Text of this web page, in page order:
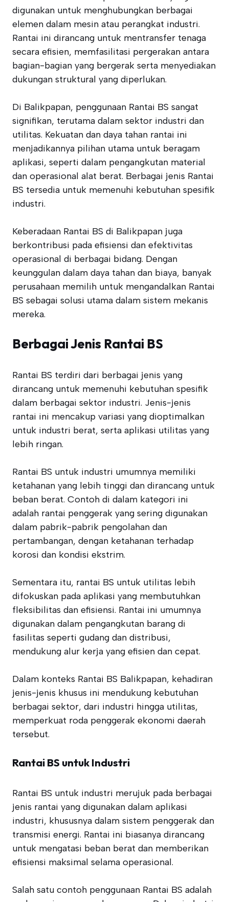
digunakan untuk menghubungkan berbagai
elemen dalam mesin atau perangkat industri.
Rantai ini dirancang untuk mentransfer tenaga
secara efisien, memfasilitasi pergerakan antara
bagian-bagian yang bergerak serta menyediakan
dukungan struktural yang diperlukan.
Di Balikpapan, penggunaan Rantai BS sangat
signifikan, terutama dalam sektor industri dan
utilitas. Kekuatan dan daya tahan rantai ini
menjadikannya pilihan utama untuk beragam
aplikasi, seperti dalam pengangkutan material
dan operasional alat berat. Berbagai jenis Rantai
BS tersedia untuk memenuhi kebutuhan spesifik
industri.
Keberadaan Rantai BS di Balikpapan juga
berkontribusi pada efisiensi dan efektivitas
operasional di berbagai bidang. Dengan
keunggulan dalam daya tahan dan biaya, banyak
perusahaan memilih untuk mengandalkan Rantai
BS sebagai solusi utama dalam sistem mekanis
mereka.
Berbagai Jenis Rantai BS
Rantai BS terdiri dari berbagai jenis yang
dirancang untuk memenuhi kebutuhan spesifik
dalam berbagai sektor industri. Jenis-jenis
rantai ini mencakup variasi yang dioptimalkan
untuk industri berat, serta aplikasi utilitas yang
lebih ringan.
Rantai BS untuk industri umumnya memiliki
ketahanan yang lebih tinggi dan dirancang untuk
beban berat. Contoh di dalam kategori ini
adalah rantai penggerak yang sering digunakan
dalam pabrik-pabrik pengolahan dan
pertambangan, dengan ketahanan terhadap
korosi dan kondisi ekstrim.
Sementara itu, rantai BS untuk utilitas lebih
difokuskan pada aplikasi yang membutuhkan
fleksibilitas dan efisiensi. Rantai ini umumnya
digunakan dalam pengangkutan barang di
fasilitas seperti gudang dan distribusi,
mendukung alur kerja yang efisien dan cepat.
Dalam konteks Rantai BS Balikpapan, kehadiran
jenis-jenis khusus ini mendukung kebutuhan
berbagai sektor, dari industri hingga utilitas,
memperkuat roda penggerak ekonomi daerah
tersebut.
Rantai BS untuk Industri
Rantai BS untuk industri merujuk pada berbagai
jenis rantai yang digunakan dalam aplikasi
industri, khususnya dalam sistem penggerak dan
transmisi energi. Rantai ini biasanya dirancang
untuk mengatasi beban berat dan memberikan
efisiensi maksimal selama operasional.
Salah satu contoh penggunaan Rantai BS adalah